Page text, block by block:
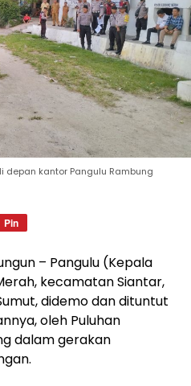
depan kantor Pangulu Rambung
Pin
– Pangulu (Kepala
kecamatan Siantar,
didemo dan dituntut
oleh Puluhan
dalam gerakan